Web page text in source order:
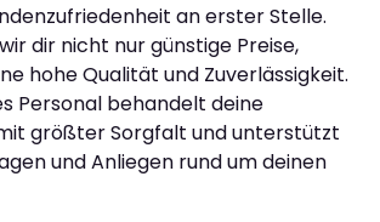
an erster Stelle.
dir nicht nur günstige Preise,
hohe Qualität und Zuverlässigkeit.
Personal behandelt deine
größter Sorgfalt und unterstützt
und Anliegen rund um deinen